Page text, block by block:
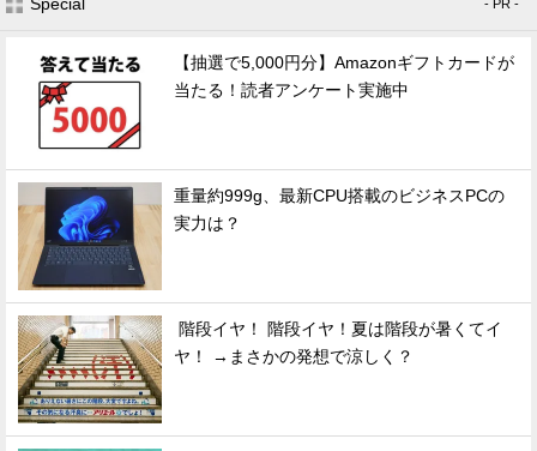
Special - PR -
【抽選で5,000円分】Amazonギフトカードが
当たる！読者アンケート実施中
重量約999g、最新CPU搭載のビジネスPCの
実力は？
階段イヤ！ 階段イヤ！夏は階段が暑くてイ
ヤ！ →まさかの発想で涼しく？